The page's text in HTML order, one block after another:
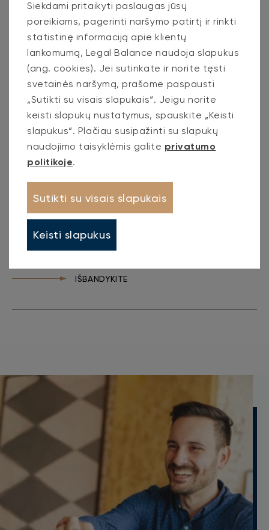
Mūsų unikalioje platformoje itin paprastai
ir greitai galite užregistruoti skolą
IŠBANDYKITE
Inovatyus sprendimas skolų išieškojimo
IŠBANDYKITE
Siekdami pritaikyti paslaugas jūsų
poreikiams, pagerinti naršymo patirtį ir rinkti
statistinę informaciją apie klientų
lankomumą, Legal Balance naudoja slapukus
(ang. cookies). Jei sutinkate ir norite tęsti
svetainės naršymą, prašome paspausti
„Sutikti su visais slapukais“. Jeigu norite
keisti slapukų nustatymus, spauskite „Keisti
slapukus“. Plačiau susipažinti su slapukų
naudojimo taisyklėmis galite privatumo
politikoje.
Sutikti su visais slapukais
Keisti slapukus